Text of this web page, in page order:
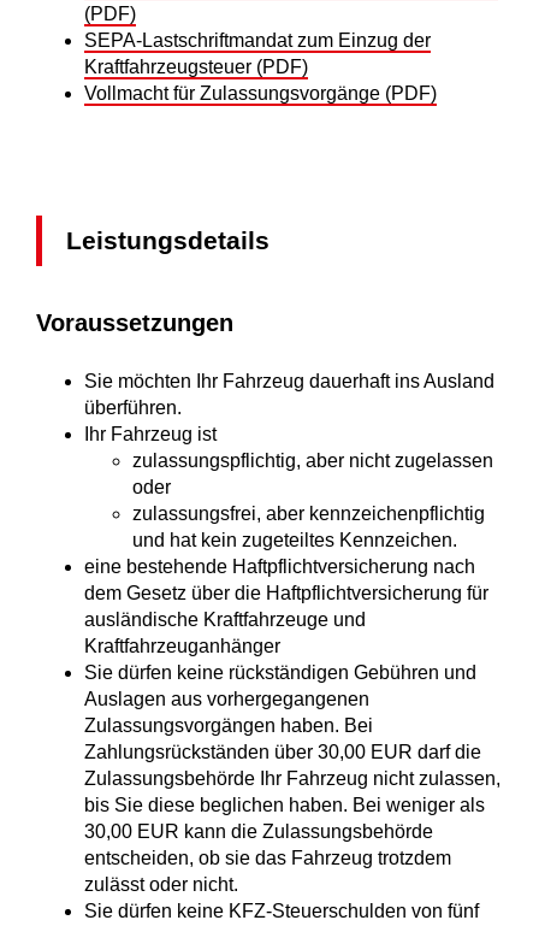
(PDF)
SEPA-Lastschriftmandat zum Einzug der
Kraftfahrzeugsteuer (PDF)
Vollmacht für Zulassungsvorgänge (PDF)
Leistungsdetails
Voraussetzungen
Sie möchten Ihr Fahrzeug dauerhaft ins Ausland
überführen.
Ihr Fahrzeug ist
zulassungspflichtig, aber nicht zugelassen
oder
zulassungsfrei, aber kennzeichenpflichtig
und hat kein zugeteiltes Kennzeichen.
eine bestehende Haftpflichtversicherung nach
dem Gesetz über die Haftpflichtversicherung für
ausländische Kraftfahrzeuge und
Kraftfahrzeuganhänger
Sie dürfen keine rückständigen Gebühren und
Auslagen aus vorhergegangenen
Zulassungsvorgängen haben. Bei
Zahlungsrückständen über 30,00 EUR darf die
Zulassungsbehörde Ihr Fahrzeug nicht zulassen,
bis Sie diese beglichen haben. Bei weniger als
30,00 EUR kann die Zulassungsbehörde
entscheiden, ob sie das Fahrzeug trotzdem
zulässt oder nicht.
Sie dürfen keine KFZ-Steuerschulden von fünf